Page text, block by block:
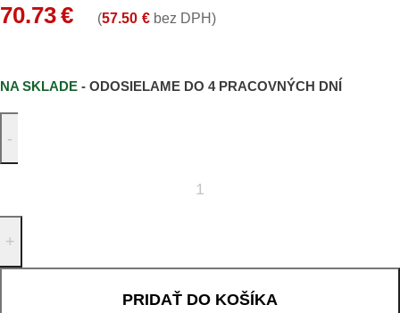
70.73€ (57.50 € bez DPH)
NA SKLADE - ODOSIELAME DO 4 PRACOVNÝCH DNÍ
PRIDAŤ DO KOŠÍKA